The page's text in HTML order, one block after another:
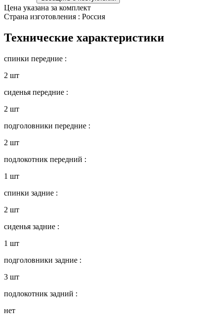
Цена указана за комплект
Страна изготовления : Россия
Технические характеристики
спинки передние :
2 шт
сиденья передние :
2 шт
подголовники передние :
2 шт
подлокотник передний :
1 шт
спинки задние :
2 шт
сиденья задние :
1 шт
подголовники задние :
3 шт
подлокотник задний :
нет